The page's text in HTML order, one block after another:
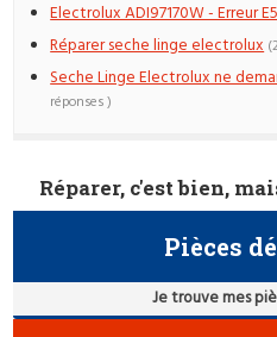
Electrolux ADI97170W - Erreur
Réparer seche linge electrolux
Seche Linge Electrolux ne
réponses )
Réparer, c'est bien,
Pièces
Je trouve mes